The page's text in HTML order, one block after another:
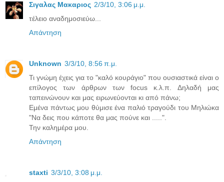
Σιγαλας Μακαριος 2/3/10, 3:06 μ.μ.
τέλειο αναδημοσιεύω...
Απάντηση
Unknown 3/3/10, 8:56 π.μ.
Τι γνώμη έχεις για το "καλό κουράγιο" που ουσιαστικά είναι ο
επίλογος των άρθρων των focus κ.λ.π. Δηλαδή μας
ταπεινώνουν και μας ειρωνεύονται κι από πάνω;
Εμένα πάντως μου θύμισε ένα παλιό τραγούδι του Μηλιώκα
"Να δεις που κάποτε θα μας πούνε και .....".
Την καλημέρα μου.
Απάντηση
staxti 3/3/10, 3:08 μ.μ.